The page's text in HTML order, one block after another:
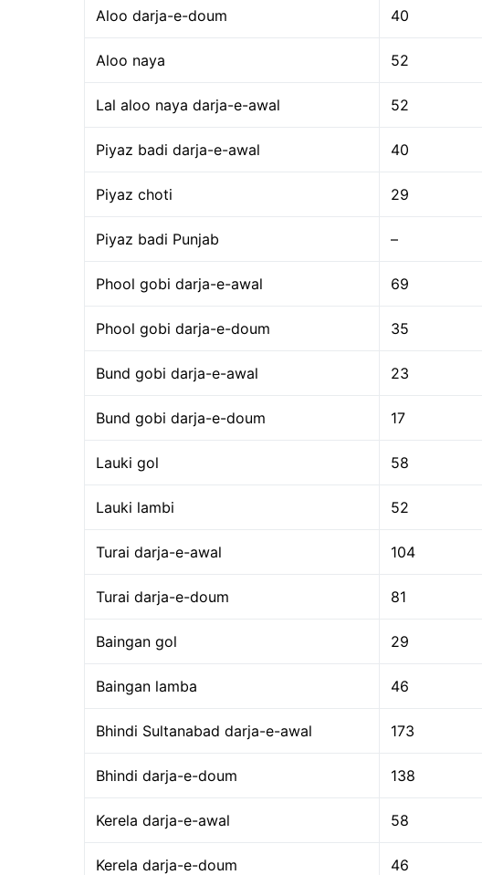
Aloo darja-e-doum 40
Aloo naya 52
Lal aloo naya darja-e-awal 52
Piyaz badi darja-e-awal 40
Piyaz choti 29
Piyaz badi Punjab –
Phool gobi darja-e-awal 69
Phool gobi darja-e-doum 35
Bund gobi darja-e-awal 23
Bund gobi darja-e-doum 17
Lauki gol 58
Lauki lambi 52
Turai darja-e-awal 104
Turai darja-e-doum 81
Baingan gol 29
Baingan lamba 46
Bhindi Sultanabad darja-e-awal 173
Bhindi darja-e-doum 138
Kerela darja-e-awal 58
Kerela darja-e-doum 46